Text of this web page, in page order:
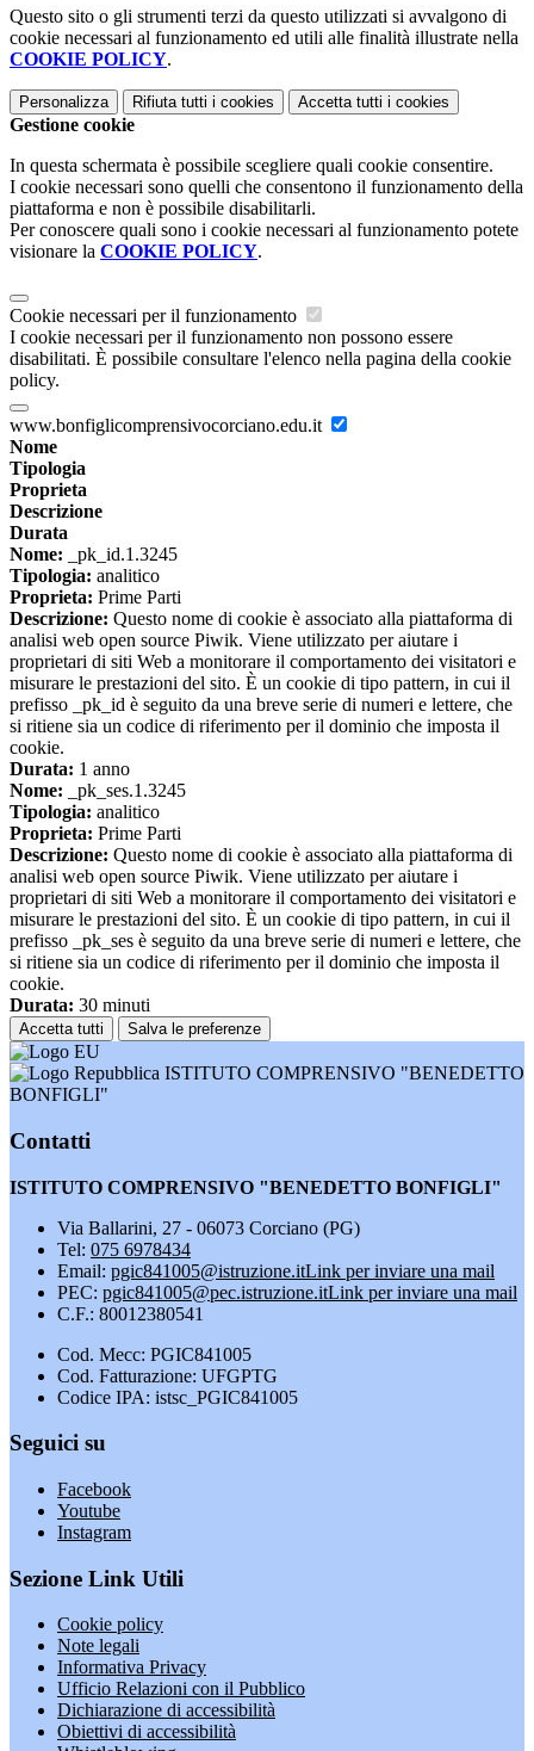
Questo sito o gli strumenti terzi da questo utilizzati si avvalgono di
cookie necessari al funzionamento ed utili alle finalità illustrate nella
COOKIE POLICY.
Personalizza Rifiuta tutti i cookies Accetta tutti i cookies
Gestione cookie
In questa schermata è possibile scegliere quali cookie consentire.
I cookie necessari sono quelli che consentono il funzionamento della
piattaforma e non è possibile disabilitarli.
Per conoscere quali sono i cookie necessari al funzionamento potete
visionare la COOKIE POLICY.
Cookie necessari per il funzionamento
I cookie necessari per il funzionamento non possono essere
disabilitati. È possibile consultare l'elenco nella pagina della cookie
policy.
www.bonfiglicomprensivocorciano.edu.it
Nome
Tipologia
Proprieta
Descrizione
Durata
Nome: _pk_id.1.3245
Tipologia: analitico
Proprieta: Prime Parti
Descrizione: Questo nome di cookie è associato alla piattaforma di
analisi web open source Piwik. Viene utilizzato per aiutare i
proprietari di siti Web a monitorare il comportamento dei visitatori e
misurare le prestazioni del sito. È un cookie di tipo pattern, in cui il
prefisso _pk_id è seguito da una breve serie di numeri e lettere, che
si ritiene sia un codice di riferimento per il dominio che imposta il
cookie.
Durata: 1 anno
Nome: _pk_ses.1.3245
Tipologia: analitico
Proprieta: Prime Parti
Descrizione: Questo nome di cookie è associato alla piattaforma di
analisi web open source Piwik. Viene utilizzato per aiutare i
proprietari di siti Web a monitorare il comportamento dei visitatori e
misurare le prestazioni del sito. È un cookie di tipo pattern, in cui il
prefisso _pk_ses è seguito da una breve serie di numeri e lettere, che
si ritiene sia un codice di riferimento per il dominio che imposta il
cookie.
Durata: 30 minuti
Accetta tutti Salva le preferenze
ISTITUTO COMPRENSIVO "BENEDETTO
BONFIGLI"
Contatti
ISTITUTO COMPRENSIVO "BENEDETTO BONFIGLI"
Via Ballarini, 27 - 06073 Corciano (PG)
Tel: 075 6978434
Email: pgic841005@istruzione.itLink per inviare una mail
PEC: pgic841005@pec.istruzione.itLink per inviare una mail
C.F.: 80012380541
Cod. Mecc: PGIC841005
Cod. Fatturazione: UFGPTG
Codice IPA: istsc_PGIC841005
Seguici su
Facebook
Youtube
Instagram
Sezione Link Utili
Cookie policy
Note legali
Informativa Privacy
Ufficio Relazioni con il Pubblico
Dichiarazione di accessibilità
Obiettivi di accessibilità